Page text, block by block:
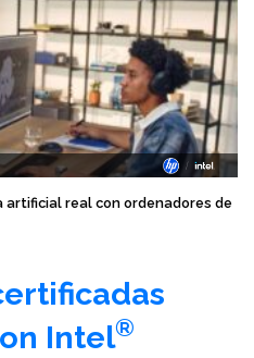
artificial real con ordenadores de
Intel®